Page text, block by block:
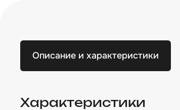
Описание и характеристики
Характеристики